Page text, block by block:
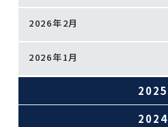
2026年2月
2026年1月
2025
2024